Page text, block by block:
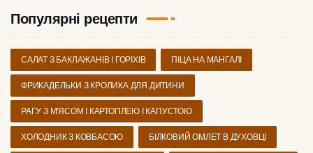
Популярні рецепти
САЛАТ З БАКЛАЖАНІВ І ГОРІХІВ ПІЦА НА МАНГАЛІ
ФРИКАДЕЛЬКИ З КРОЛИКА ДЛЯ ДИТИНИ
РАГУ З М'ЯСОМ І КАРТОПЛЕЮ І КАПУСТОЮ
ХОЛОДНИК З КОВБАСОЮ БІЛКОВИЙ ОМЛЕТ В ДУХОВЦІ